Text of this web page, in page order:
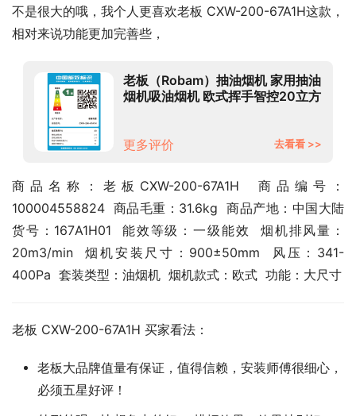
不是很大的哦，我个人更喜欢老板 CXW-200-67A1H这款，
相对来说功能更加完善些，
老板（Robam）抽油烟机 家用抽油
烟机吸油烟机 欧式挥手智控20立方
更多评价
去看看 >>
商品名称：老板CXW-200-67A1H  商品编号：
100004558824  商品毛重：31.6kg  商品产地：中国大陆
货号：167A1H01  能效等级：一级能效  烟机排风量：
20m3/min  烟机安装尺寸：900±50mm  风压：341-
400Pa  套装类型：油烟机  烟机款式：欧式  功能：大尺寸
老板 CXW-200-67A1H 买家看法：
老板大品牌值量有保证，值得信赖，安装师傅很细心，
必须五星好评！